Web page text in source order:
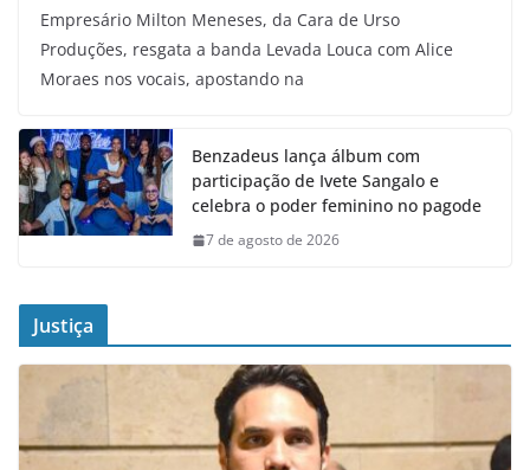
Empresário Milton Meneses, da Cara de Urso
Produções, resgata a banda Levada Louca com Alice
Moraes nos vocais, apostando na
Benzadeus lança álbum com
participação de Ivete Sangalo e
celebra o poder feminino no pagode
7 de agosto de 2026
Justiça